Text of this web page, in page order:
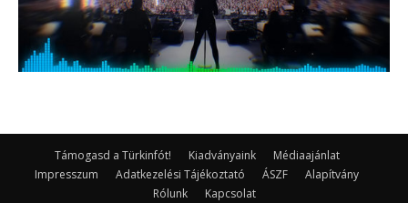
Támogasd a Türkinfót! Kiadványaink
Médiaajánlat
Impresszum
Adatkezelési Tájékoztató ÁSZF
Alapítvány
Rólunk
Kapcsolat